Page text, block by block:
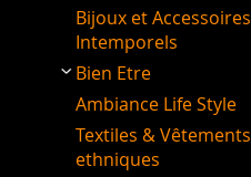
Bijoux et Accessoires
Intemporels
Bien Etre
Ambiance Life Style
Textiles & Vêtements
ethniques